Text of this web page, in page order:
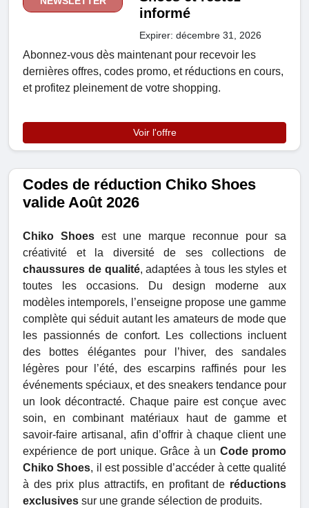
informé
Expirer: décembre 31, 2026
Abonnez-vous dès maintenant pour recevoir les
dernières offres, codes promo, et réductions en cours,
et profitez pleinement de votre shopping.
Voir l'offre
Codes de réduction Chiko Shoes
valide Août 2026
Chiko Shoes est une marque reconnue pour sa
créativité et la diversité de ses collections de
chaussures de qualité, adaptées à tous les styles et
toutes les occasions. Du design moderne aux
modèles intemporels, l’enseigne propose une gamme
complète qui séduit autant les amateurs de mode que
les passionnés de confort. Les collections incluent
des bottes élégantes pour l’hiver, des sandales
légères pour l’été, des escarpins raffinés pour les
événements spéciaux, et des sneakers tendance pour
un look décontracté. Chaque paire est conçue avec
soin, en combinant matériaux haut de gamme et
savoir-faire artisanal, afin d’offrir à chaque client une
expérience de port unique. Grâce à un Code promo
Chiko Shoes, il est possible d’accéder à cette qualité
à des prix plus attractifs, en profitant de réductions
exclusives sur une grande sélection de produits.